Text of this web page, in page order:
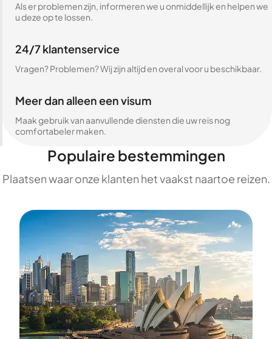
Als er problemen zijn, informeren we u onmiddellijk en helpen we
u deze op te lossen.
24/7 klantenservice
Vragen? Problemen? Wij zijn altijd en overal voor u beschikbaar.
Meer dan alleen een visum
Maak gebruik van aanvullende diensten die uw reis nog
comfortabeler maken.
Populaire bestemmingen
Plaatsen waar onze klanten het vaakst naartoe reizen.